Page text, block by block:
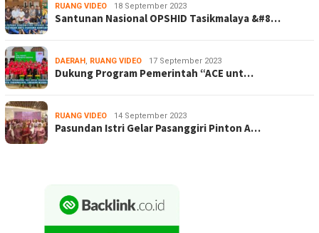
RUANG VIDEO 18 September 2023
Santunan Nasional OPSHID Tasikmalaya &#8…
DAERAH, RUANG VIDEO 17 September 2023
Dukung Program Pemerintah “ACE unt…
RUANG VIDEO 14 September 2023
Pasundan Istri Gelar Pasanggiri Pinton A…